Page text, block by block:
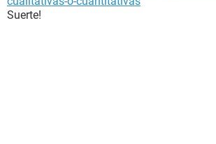
Suerte!